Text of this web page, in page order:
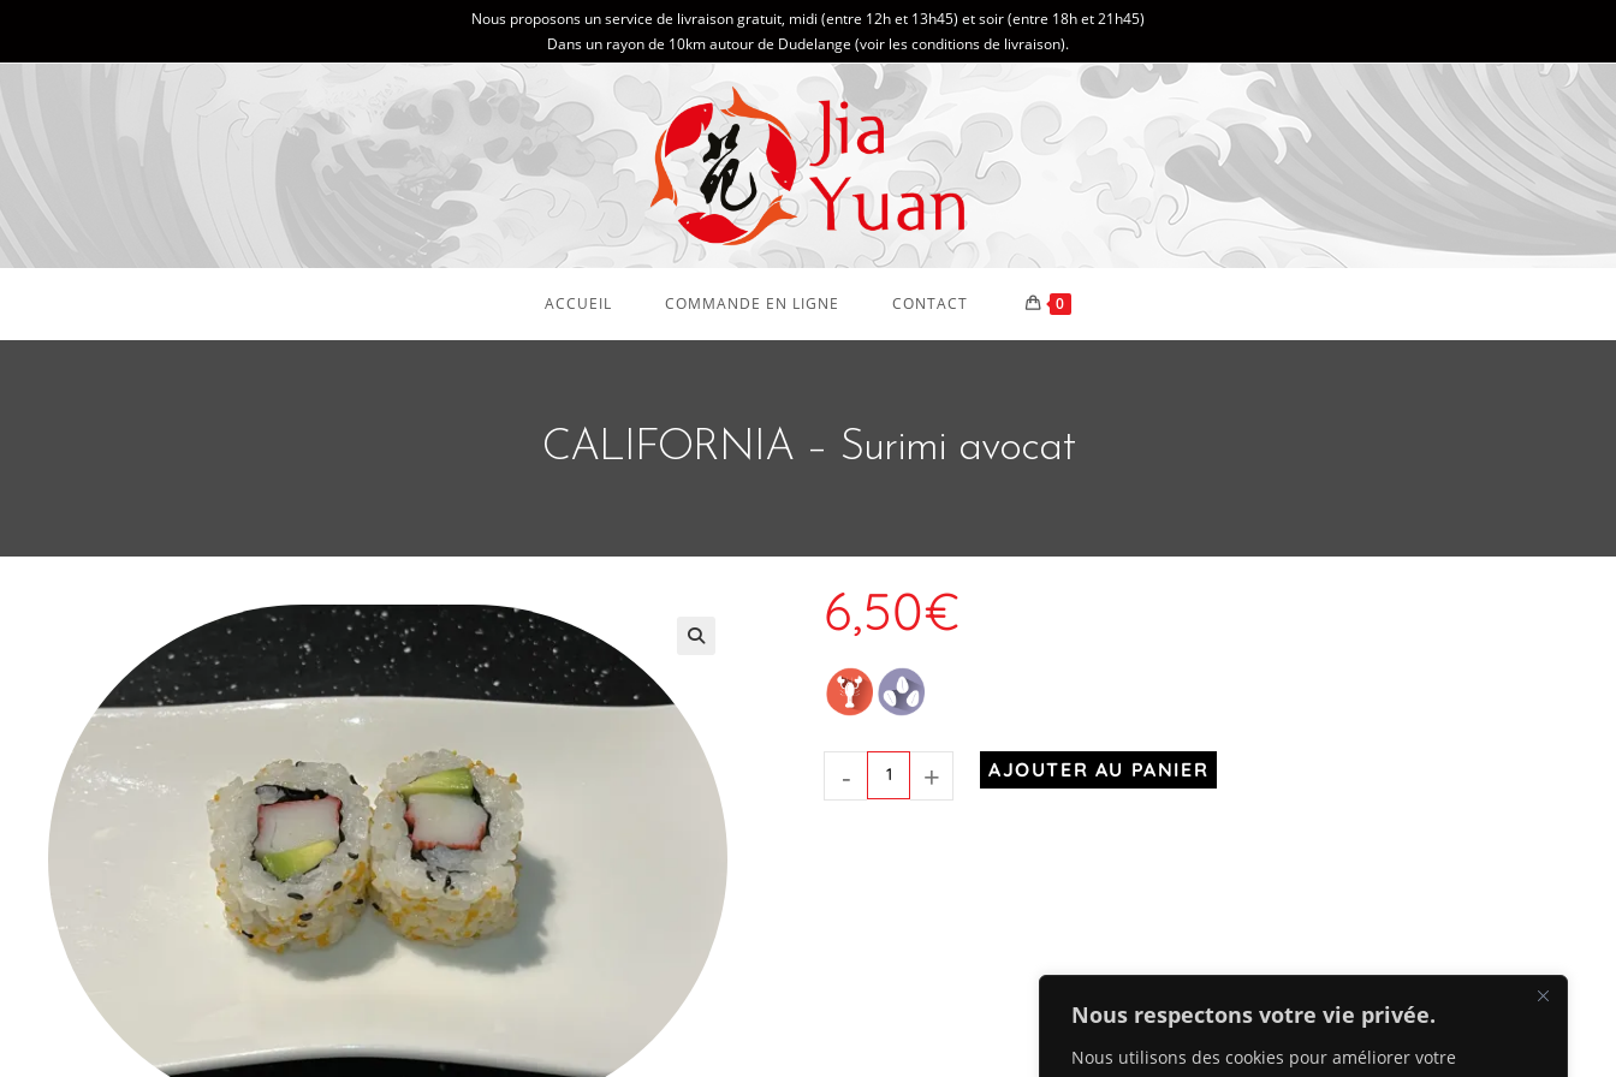
Nous respectons votre vie privée.
Nous utilisons des cookies pour améliorer votre
Nous proposons un service de livraison gratuit, midi (entre 12h et 13h45) et soir (entre 18h et 21h45)
Dans un rayon de 10km autour de Dudelange (voir les conditions de livraison).
ACCUEIL COMMANDE EN LIGNE CONTACT 0
CALIFORNIA – Surimi avocat
6,50€
- + AJOUTER AU PANIER